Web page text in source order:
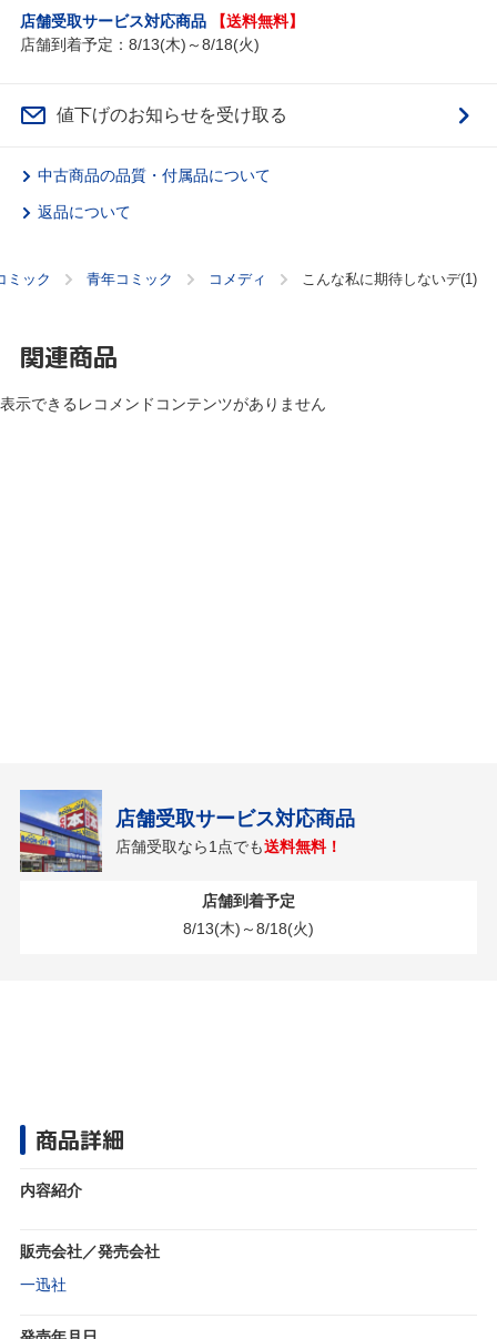
店舗受取サービス対応商品
【送料無料】
店舗到着予定：8/13(木)～8/18(火)
値下げのお知らせを受け取る
中古商品の品質・付属品について
返品について
ミック 青年コミック コメディ こんな私に期待しないデ(1)
関連商品
表示できるレコメンドコンテンツがありません
店舗受取サービス対応商品
店舗受取なら1点でも送料無料！
店舗到着予定
8/13(木)～8/18(火)
商品詳細
内容紹介
販売会社／発売会社
一迅社